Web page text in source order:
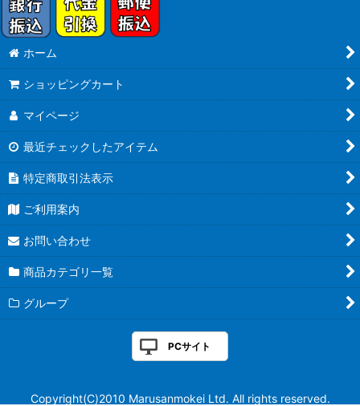
ホーム
ショッピングカート
マイページ
最近チェックしたアイテム
特定商取引法表示
ご利用案内
お問い合わせ
商品カテゴリ一覧
グループ
PCサイト
Copyright(C)2010 Marusanmokei Ltd. All rights reserved.